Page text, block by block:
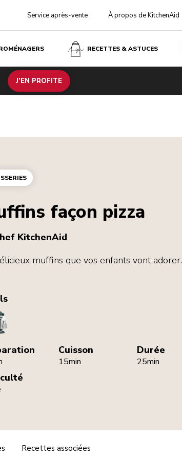
Service après-vente À propos de KitchenAid
RECETTES & ASTUCES
J’EN PROFITE
façon pizza
KitchenAid
muffins que vos enfants vont adorer.
Cuisson
15min
Durée
25min
Recettes associées